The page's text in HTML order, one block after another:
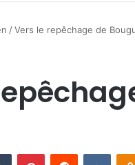
/Vers le repêchage de
Tumblr PinterestReddit